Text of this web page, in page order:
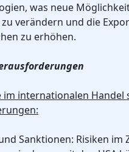
was neue
verändern und die
zu erhöhen.
internationalen Handel
Sanktionen: Risiken im